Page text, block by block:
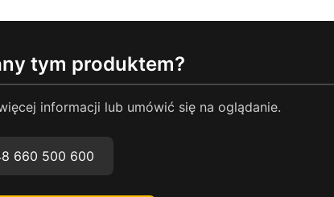
tym produktem?
informacji lub umówić się na oglądanie.
660 500 600